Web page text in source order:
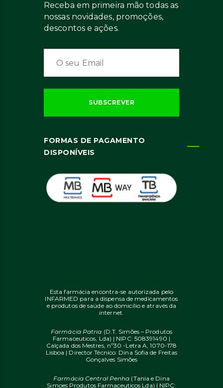
Receba em primeira mão todas as
nossas novidades, promoções,
descontos e ações.
FORMAS DE PAGAMENTO
DISPONÍVEIS
Esta farmácia encontra-se autorizada pelo
INFARMED para a dispensa de medicamentos
e produtos de saúde ao domicílio e através da
internet.
Farmácia Patria (D.T. Simões – Produtos
Farmaceuticos, Lda) | NIPC: 508391490 |
Calçada dos Mestres, nº30 -Letra A, 1070-178
Lisboa | Director Técnico: Dina Sofia de Freitas
Gonçalves Simões
Farmácia Central Penha (Tania e Dina
Simoes Produtos Farmaceuticos Lda) | NIPC: